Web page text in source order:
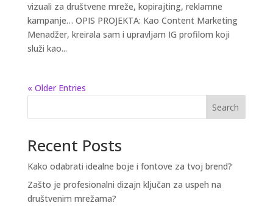
vizuali za društvene mreže, kopirajting, reklamne
kampanje… OPIS PROJEKTA: Kao Content Marketing
Menadžer, kreirala sam i upravljam IG profilom koji
služi kao...
« Older Entries
Search
Recent Posts
Kako odabrati idealne boje i fontove za tvoj brend?
Zašto je profesionalni dizajn ključan za uspeh na
društvenim mrežama?